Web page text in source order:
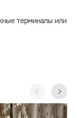
терминалы или